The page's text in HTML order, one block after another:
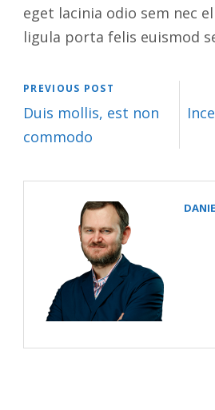
eget lacinia odio sem nec
ligula porta felis euismod
PREVIOUS POST
Duis mollis, est non
commodo